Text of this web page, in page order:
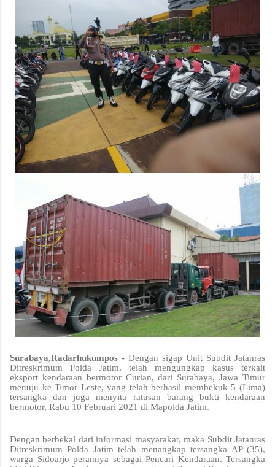
Surabaya,Radarhukumpos - Dengan sigap Unit Subdit Jatanras
Ditreskrimum Polda Jatim, telah mengungkap kasus terkait
eksport kendaraan bermotor Curian, dari Surabaya, Jawa Timur
menuju ke Timor Leste, yang telah berhasil membekuk 5 (Lima)
tersangka dan juga menyita ratusan barang bukti kendaraan
bermotor, Rabu 10 Februari 2021 di Mapolda Jatim.
Dengan berbekal dari informasi masyarakat, maka Subdit Jatanras
Ditreskrimum Polda Jatim telah menangkap tersangka AP (35),
warga Sidoarjo perannya sebagai Pencari Kendaraan. Tersangka